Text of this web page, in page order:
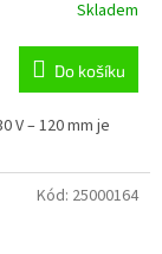
Skladem
Do košíku
V – 120 mm je
Kód: 25000164